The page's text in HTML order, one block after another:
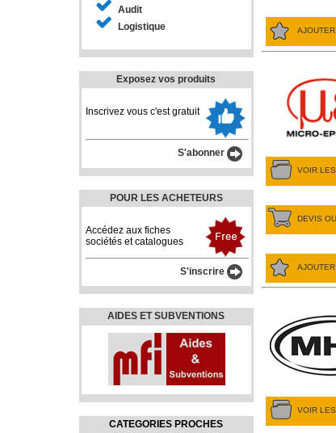
Audit
Logistique
Exposez vos produits
Inscrivez vous c'est gratuit
S'abonner
POUR LES ACHETEURS
Accédez aux fiches
sociétés et catalogues
S'inscrire
AIDES ET SUBVENTIONS
CATEGORIES PROCHES
VOIR
DEVIS
VOIR